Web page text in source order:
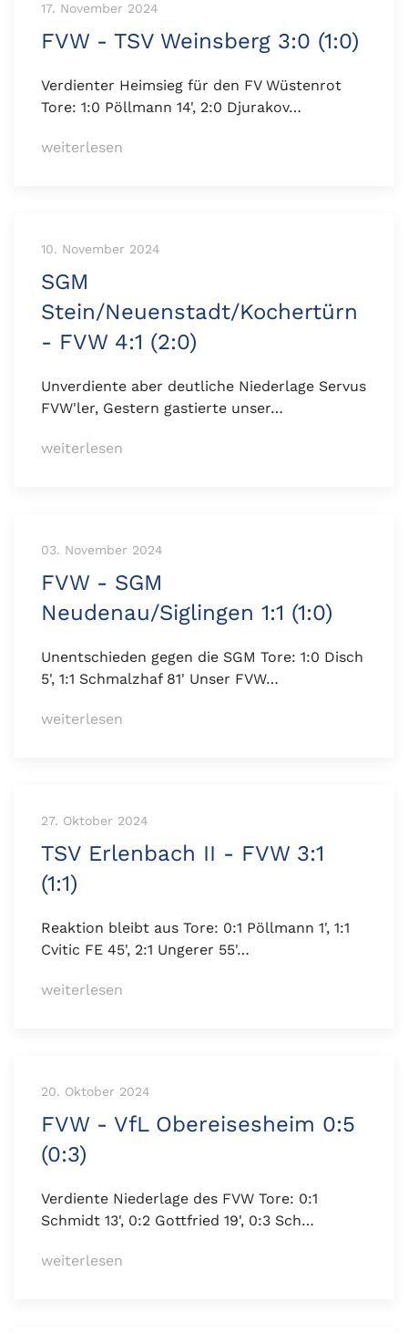
17. November 2024
FVW - TSV Weinsberg 3:0 (1:0)
Verdienter Heimsieg für den FV Wüstenrot
Tore: 1:0 Pöllmann 14', 2:0 Djurakov…
weiterlesen
10. November 2024
SGM
Stein/Neuenstadt/Kochertürn
- FVW 4:1 (2:0)
Unverdiente aber deutliche Niederlage Servus
FVW'ler, Gestern gastierte unser…
weiterlesen
03. November 2024
FVW - SGM
Neudenau/Siglingen 1:1 (1:0)
Unentschieden gegen die SGM Tore: 1:0 Disch
5', 1:1 Schmalzhaf 81' Unser FVW…
weiterlesen
27. Oktober 2024
TSV Erlenbach II - FVW 3:1
(1:1)
Reaktion bleibt aus Tore: 0:1 Pöllmann 1', 1:1
Cvitic FE 45', 2:1 Ungerer 55'…
weiterlesen
20. Oktober 2024
FVW - VfL Obereisesheim 0:5
(0:3)
Verdiente Niederlage des FVW Tore: 0:1
Schmidt 13', 0:2 Gottfried 19', 0:3 Sch…
weiterlesen